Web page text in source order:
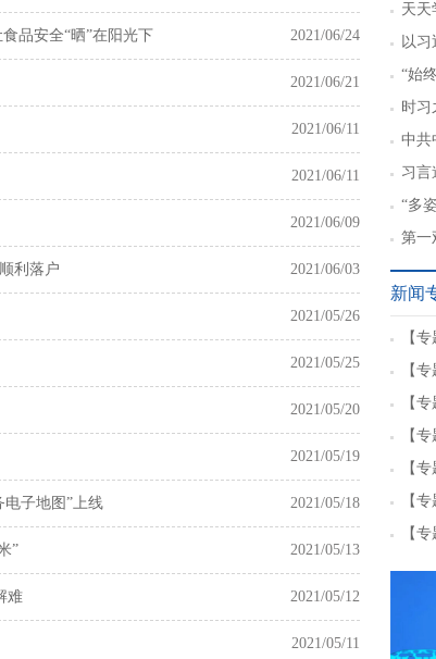
2021/06/24
品安全“晒”在阳光下
2021/06/21
2021/06/11
2021/06/11
2021/06/09
2021/06/03
利落户
2021/05/26
2021/05/25
2021/05/20
2021/05/19
2021/05/18
电子地图”上线
2021/05/13
”
2021/05/12
难
2021/05/11
天天
以
新篇
“始
的人
时习
军”
中共
重要
习言
章”
“多
中华
第一
新闻
【
【
【
【
【
【
【